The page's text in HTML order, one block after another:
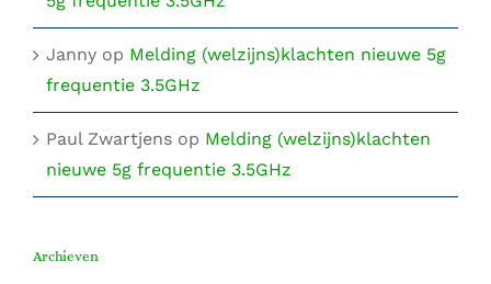
Janny op Melding (welzijns)klachten nieuwe 5g
frequentie 3.5GHz
Paul Zwartjens op Melding (welzijns)klachten
nieuwe 5g frequentie 3.5GHz
Archieven